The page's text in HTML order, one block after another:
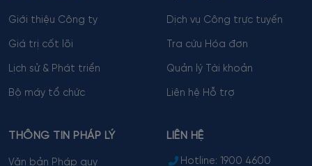
Giới thiệu Công ty
Giá trị cốt lõi
Lịch sử & Phát triển
Bộ máy tổ chức
Dịch vụ Công trực tuyến
Tra cứu Hóa đơn
Quản lý Tài khoản
Liên hệ Hỗ trợ
THÔNG TIN PHÁP LÝ
Văn bản Pháp quy
LIÊN HỆ
Hotline: 1900 4600